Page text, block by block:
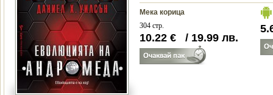
Мека корица
304 стр.
10.22 € / 19.99 лв.